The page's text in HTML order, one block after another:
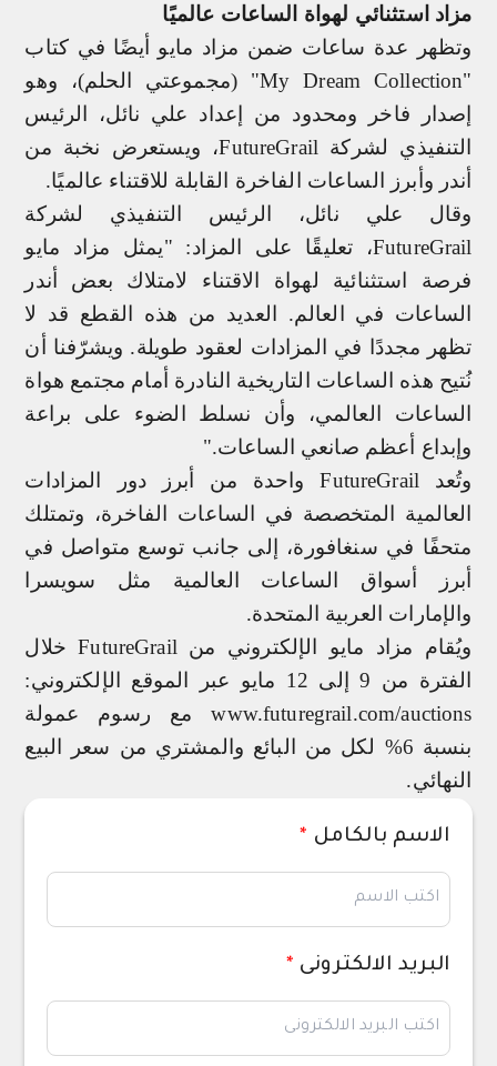
مزاد استثنائي لهواة الساعات عالميًا
وتظهر عدة ساعات ضمن مزاد مايو أيضًا في كتاب
"
My Dream Collection" (مجموعتي الحلم)، وهو
إصدار فاخر ومحدود من إعداد علي نائل، الرئيس
التنفيذي لشركة FutureGrail، ويستعرض نخبة من
أندر وأبرز الساعات الفاخرة القابلة للاقتناء عالميًا.
وقال علي نائل، الرئيس التنفيذي لشركة
FutureGrail، تعليقًا على المزاد: "يمثل مزاد مايو
فرصة استثنائية لهواة الاقتناء لامتلاك بعض أندر
الساعات في العالم. العديد من هذه القطع قد لا
تظهر مجددًا في المزادات لعقود طويلة. ويشرّفنا أن
نُتيح هذه الساعات التاريخية النادرة أمام مجتمع هواة
الساعات العالمي، وأن نسلط الضوء على براعة
وإبداع أعظم صانعي الساعات."
وتُعد FutureGrailواحدة من أبرز دور المزادات
العالمية المتخصصة في الساعات الفاخرة، وتمتلك
متحفًا في سنغافورة، إلى جانب توسع متواصل في
أبرز أسواق الساعات العالمية مثل سويسرا
والإمارات العربية المتحدة.
ويُقام مزاد مايو الإلكتروني من FutureGrailخلال
الفترة من 9 إلى 12 مايو عبر الموقع الإلكتروني:
www.futuregrail.com/auctions
مع رسوم عمولة
بنسبة 6% لكل من البائع والمشتري من سعر البيع
النهائي.
الاسم بالكامل *
البريد الالكترونى *